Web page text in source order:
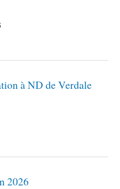
à ND de Verdale
2026